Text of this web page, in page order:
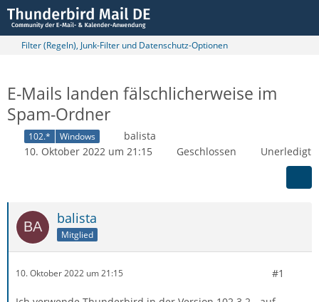
Filter (Regeln), Junk-Filter und Datenschutz-Optionen
E-Mails landen fälschlicherweise im
Spam-Ordner
102.* Windows
balista
10. Oktober 2022 um 21:15
Geschlossen Unerledigt
balista
Mitglied
10. Oktober 2022 um 21:15 #1